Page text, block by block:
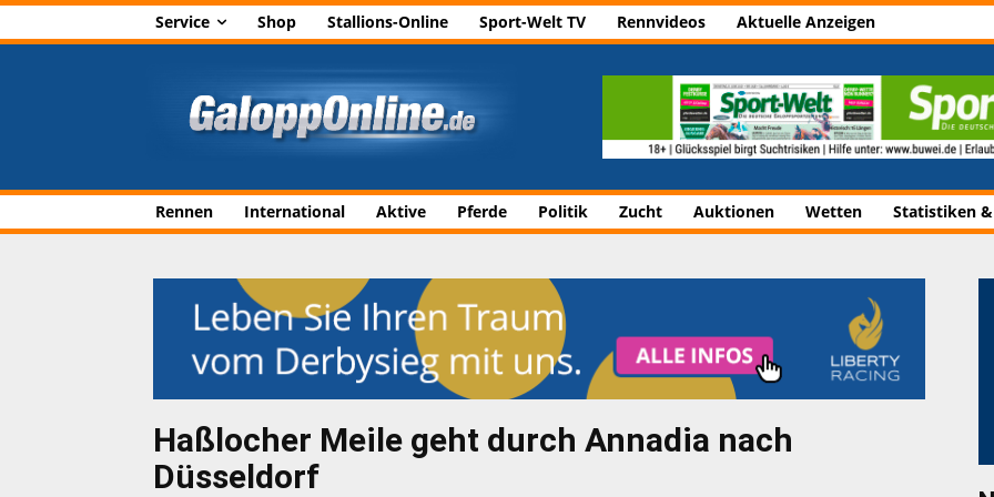
Service Shop Stallions-Online Sport-Welt TV Rennvideos Aktuelle Anzeigen
Rennen International Aktive Pferde Politik Zucht Auktionen Wetten Statistiken
Haßlocher Meile geht durch Annadia nach
Düsseldorf